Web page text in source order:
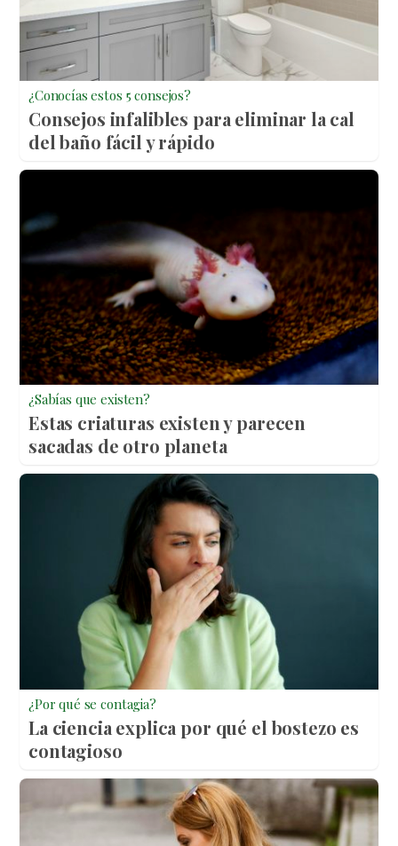
¿Conocías estos 5 consejos?
Consejos infalibles para eliminar la cal
del baño fácil y rápido
¿Sabías que existen?
Estas criaturas existen y parecen
sacadas de otro planeta
¿Por qué se contagia?
La ciencia explica por qué el bostezo es
contagioso